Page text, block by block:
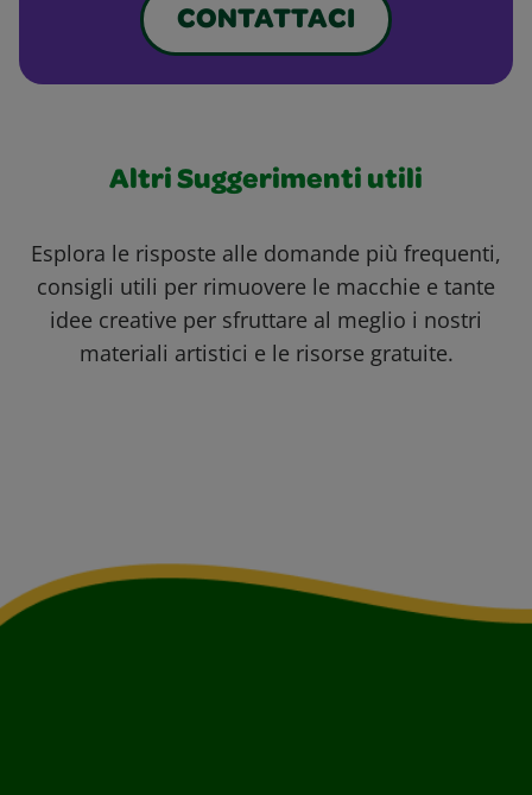
CONTATTACI
Altri Suggerimenti utili
Esplora le risposte alle domande più frequenti,
consigli utili per rimuovere le macchie e tante
idee creative per sfruttare al meglio i nostri
materiali artistici e le risorse gratuite.